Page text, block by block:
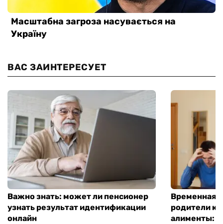
ВАС ЗАИНТЕРЕСУЕТ
Важно знать: может ли пенсионер
узнать результат идентификации
онлайн
Временная
родители
алименты: